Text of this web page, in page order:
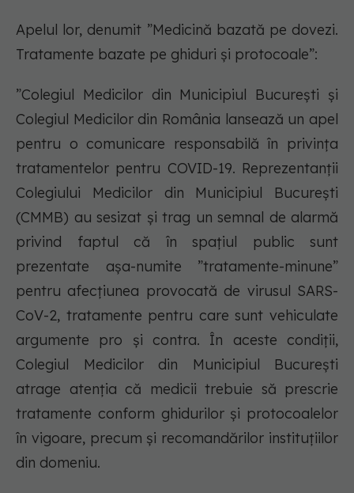
Apelul lor, denumit ”Medicină bazată pe dovezi.
Tratamente bazate pe ghiduri și protocoale”:
”Colegiul Medicilor din Municipiul București și
Colegiul Medicilor din România lansează un apel
pentru o comunicare responsabilă în privința
tratamentelor pentru COVID-19. Reprezentanții
Colegiului Medicilor din Municipiul București
(CMMB) au sesizat și trag un semnal de alarmă
privind faptul că în spațiul public sunt
prezentate așa-numite ”tratamente-minune”
pentru afecțiunea provocată de virusul SARS-
CoV-2, tratamente pentru care sunt vehiculate
argumente pro și contra. În aceste condiții,
Colegiul Medicilor din Municipiul București
atrage atenția că medicii trebuie să prescrie
tratamente conform ghidurilor și protocoalelor
în vigoare, precum și recomandărilor instituțiilor
din domeniu.